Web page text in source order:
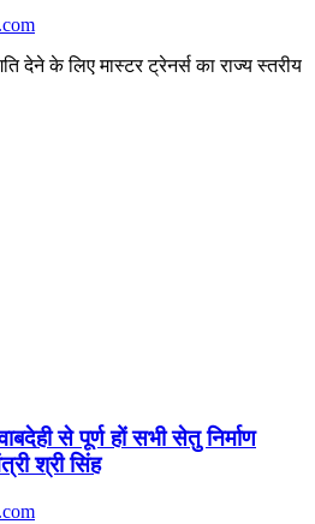
देने के लिए मास्टर ट्रेनर्स का राज्य स्तरीय
से पूर्ण हों सभी सेतु निर्माण
श्री सिंह